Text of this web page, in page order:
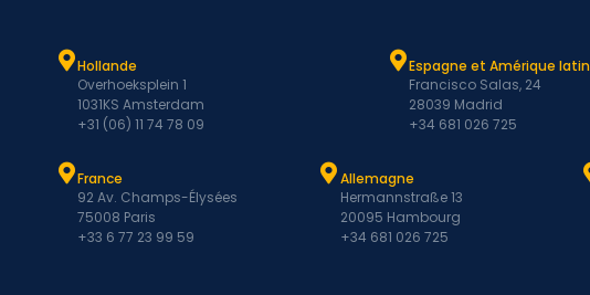
Hollande
Overhoeksplein 1
1031KS Amsterdam
+31 (06) 11 74 78 09
Espagne et Amérique
Francisco Salas, 24
28039 Madrid
+34 681 026 725
France
92 Av. Champs-Élysées
75008 Paris
+33 6 77 23 99 59
Allemagne
Hermannstraße 13
20095 Hambourg
+34 681 026 725